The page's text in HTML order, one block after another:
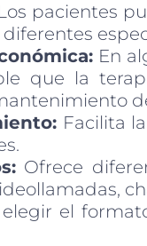
pacientes
En
que la
Facilita
Ofrece
el